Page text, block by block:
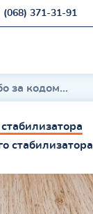
(068) 371-31-91
стабилизатора